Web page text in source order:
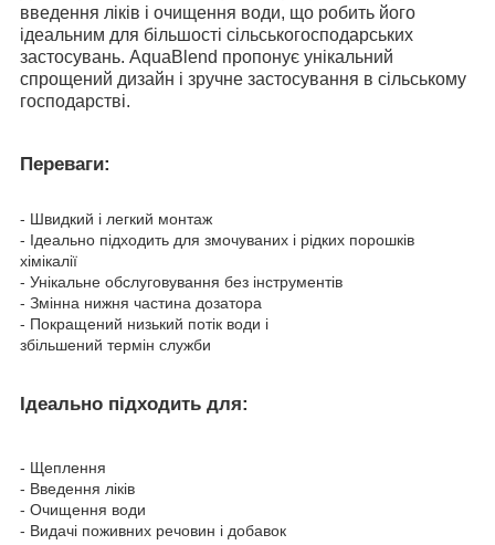
введення ліків і очищення води, що робить його
ідеальним для більшості сільськогосподарських
застосувань. AquaBlend пропонує унікальний
спрощений дизайн і зручне застосування в сільському
господарстві.
Переваги:
- Швидкий і легкий монтаж
- Ідеально підходить для змочуваних і рідких порошків
хімікалії
- Унікальне обслуговування без інструментів
- Змінна нижня частина дозатора
- Покращений низький потік води i
збільшений термін служби
Ідеально підходить для:
- Щеплення
- Введення ліків
- Очищення води
- Видачі поживних речовин і добавок